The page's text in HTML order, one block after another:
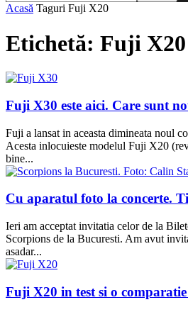
Acasă Taguri Fuji X20
Etichetă: Fuji X20
Fuji X30 este aici. Care sunt
Fuji a lansat in aceasta dimineata noul
Acesta inlocuieste modelul Fuji X20
bine...
Cu aparatul foto la concerte.
Ieri am acceptat invitatia celor de la
Scorpions de la Bucuresti. Am avut
asadar...
Fuji X20 in test si o